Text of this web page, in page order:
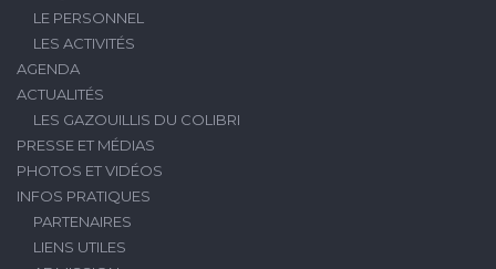
LE PERSONNEL
LES ACTIVITÉS
AGENDA
ACTUALITÉS
LES GAZOUILLIS DU COLIBRI
PRESSE ET MÉDIAS
PHOTOS ET VIDÉOS
INFOS PRATIQUES
PARTENAIRES
LIENS UTILES